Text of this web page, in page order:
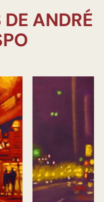
ANDRÉ